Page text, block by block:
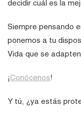
decidir cuál es la
Siempre pensando
ponemos a tu
Vida que se
¡Conócenos!
Y tú, ¿ya estás